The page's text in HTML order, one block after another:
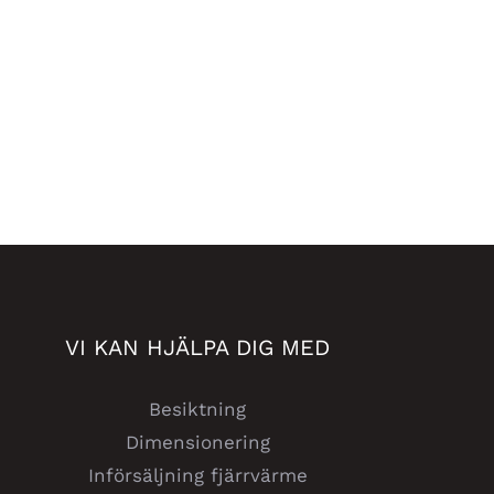
VI KAN HJÄLPA DIG MED
Besiktning
Dimensionering
Införsäljning fjärrvärme